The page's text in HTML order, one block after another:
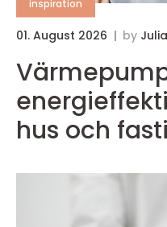
inspiration
01. August 2026 by
hus och